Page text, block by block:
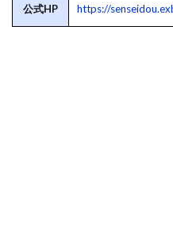
公式HP https://